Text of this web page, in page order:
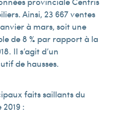
Ainsi, 23 667 ventes
à mars, soit une
de 8 % par rapport à la
Il s’agit d’un
de hausses.
faits saillants du
: